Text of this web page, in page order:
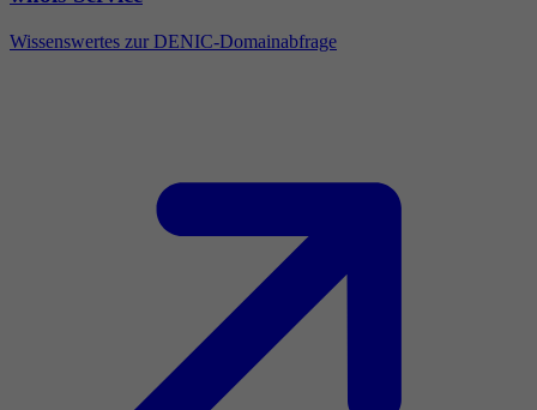
Wissenswertes zur DENIC-Domainabfrage